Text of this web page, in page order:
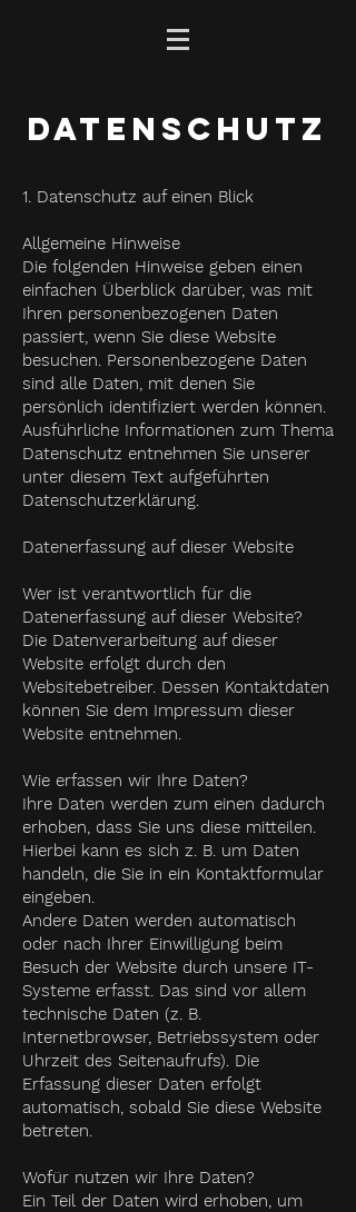
Datenschutz
1. Datenschutz auf einen Blick
Allgemeine Hinweise
Die folgenden Hinweise geben einen
einfachen Überblick darüber, was mit
Ihren personenbezogenen Daten
passiert, wenn Sie diese Website
besuchen. Personenbezogene Daten
sind alle Daten, mit denen Sie
persönlich identifiziert werden können.
Ausführliche Informationen zum Thema
Datenschutz entnehmen Sie unserer
unter diesem Text aufgeführten
Datenschutzerklärung.
Datenerfassung auf dieser Website
Wer ist verantwortlich für die
Datenerfassung auf dieser Website?
Die Datenverarbeitung auf dieser
Website erfolgt durch den
Websitebetreiber. Dessen Kontaktdaten
können Sie dem Impressum dieser
Website entnehmen.
Wie erfassen wir Ihre Daten?
Ihre Daten werden zum einen dadurch
erhoben, dass Sie uns diese mitteilen.
Hierbei kann es sich z. B. um Daten
handeln, die Sie in ein Kontaktformular
eingeben.
Andere Daten werden automatisch
oder nach Ihrer Einwilligung beim
Besuch der Website durch unsere IT-
Systeme erfasst. Das sind vor allem
technische Daten (z. B.
Internetbrowser, Betriebssystem oder
Uhrzeit des Seitenaufrufs). Die
Erfassung dieser Daten erfolgt
automatisch, sobald Sie diese Website
betreten.
Wofür nutzen wir Ihre Daten?
Ein Teil der Daten wird erhoben, um